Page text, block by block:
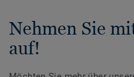
Nehmen Sie
auf!